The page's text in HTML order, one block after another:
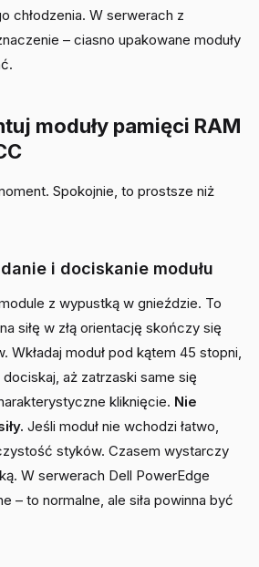
chłodzenia. W serwerach z
– ciasno upakowane moduły
moduły pamięci RAM
Spokojnie, to prostsze niż
i dociskanie modułu
z wypustką w gnieździe. To
siłę w złą orientację skończy się
Wkładaj moduł pod kątem 45 stopni,
aż zatrzaski same się
kliknięcie. Nie
Jeśli moduł nie wchodzi łatwo,
styków. Czasem wystarczy
W serwerach Dell PowerEdge
– to normalne, ale siła powinna być